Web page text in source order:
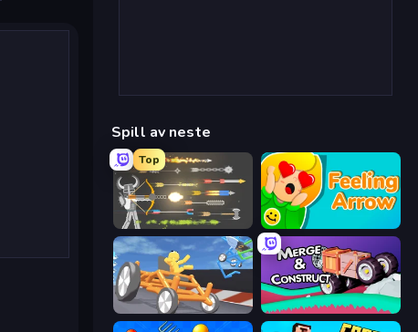
Spill av neste
Top
Ragdoll Archers Feeling Arrow
Draw Crash Race Merge & Construct